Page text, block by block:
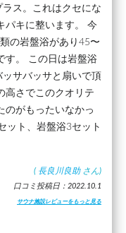
ス。これはクセにな
パキに整います。 今
の岩盤浴があり45〜
。 この日は岩盤浴
サバッサと扇いで頂
高さでこのクオリテ
のがもったいなかっ
ット、岩盤浴3セット
( 長良川良助 さん)
口コミ投稿日：2022.10.1
サウナ施設レビューをもっと見る